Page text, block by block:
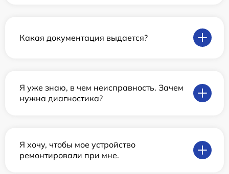
Какая документация выдается?
Я уже знаю, в чем неисправность. Зачем
нужна диагностика?
Я хочу, чтобы мое устройство
ремонтировали при мне.